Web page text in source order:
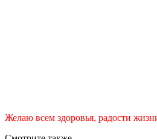
Желаю всем здоровья, радости